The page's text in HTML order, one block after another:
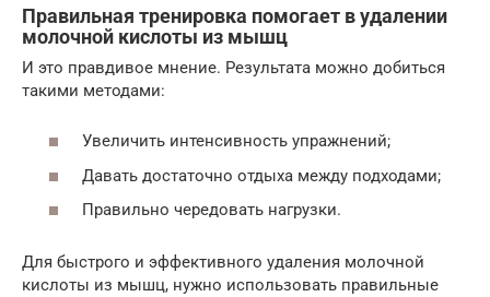
Правильная тренировка помогает в удалении
молочной кислоты из мышц
И это правдивое мнение. Результата можно добиться
такими методами:
Увеличить интенсивность упражнений;
Давать достаточно отдыха между подходами;
Правильно чередовать нагрузки.
Для быстрого и эффективного удаления молочной
кислоты из мышц, нужно использовать правильные